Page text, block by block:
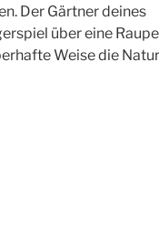
Der Gärtner deines
über eine
Weise die Natur